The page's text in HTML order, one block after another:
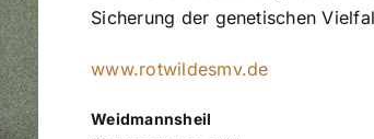
Sicherung der genetischen
www.rotwildesmv.de
Weidmannsheil